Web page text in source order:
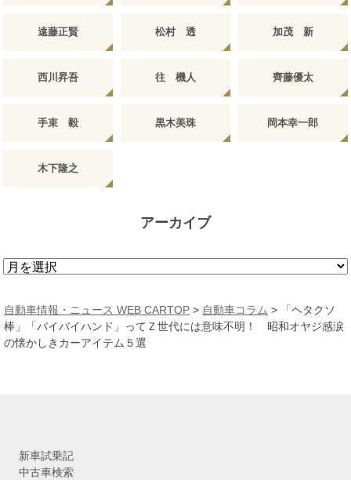
遠藤正賢 松村 透 加茂 新
西川昇吾 往 機人 齊藤優太
手束 毅 黒木美珠 岡本幸一郎
木下隆之
アーカイブ
ア
カ
イ
ブ
自動車情報・ニュース WEB CARTOP > 自動車コラム >
「ヘタクソ
棒」「バイバイハンド」ってＺ世代には意味不明！ 昭和オヤジ感涙
の懐かしきカーアイテム５選
新車試乗記
中古車検索